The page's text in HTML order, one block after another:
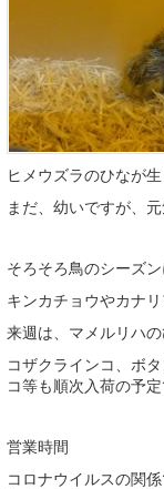
ヒメウズラのひなが生
まだ、幼いですが、
そろそろ鳥のシーズン
キンカチョウやカナ
来週は、マメルリハ
コザクラインコ、ボ
コ等も順次入荷の予定
営業時間
コロナウイルスの関